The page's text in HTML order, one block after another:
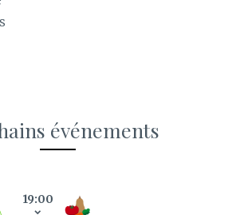
événements
19:00